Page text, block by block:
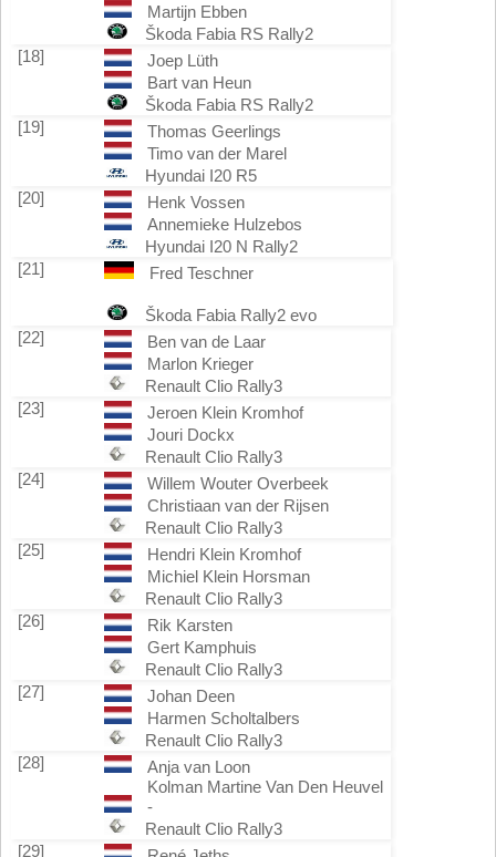
Martijn Ebben
Škoda Fabia RS Rally2
[18]
Joep Lüth
Bart van Heun
Škoda Fabia RS Rally2
[19]
Thomas Geerlings
Timo van der Marel
Hyundai I20 R5
[20]
Henk Vossen
Annemieke Hulzebos
Hyundai I20 N Rally2
[21]
Fred Teschner
Škoda Fabia Rally2 evo
[22]
Ben van de Laar
Marlon Krieger
Renault Clio Rally3
[23]
Jeroen Klein Kromhof
Jouri Dockx
Renault Clio Rally3
[24]
Willem Wouter Overbeek
Christiaan van der Rijsen
Renault Clio Rally3
[25]
Hendri Klein Kromhof
Michiel Klein Horsman
Renault Clio Rally3
[26]
Rik Karsten
Gert Kamphuis
Renault Clio Rally3
[27]
Johan Deen
Harmen Scholtalbers
Renault Clio Rally3
[28]
Anja van Loon
Kolman Martine Van Den Heuvel
-
Renault Clio Rally3
[29]